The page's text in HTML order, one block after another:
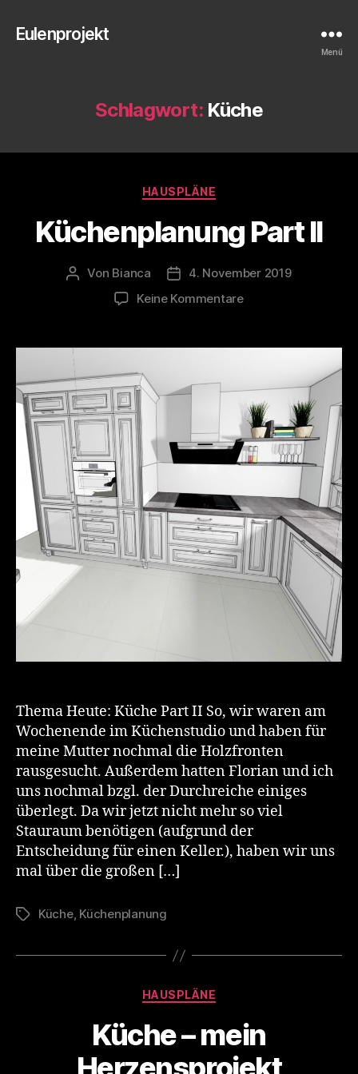
Eulenprojekt
Menü
Schlagwort: Küche
Kategorien
HAUSPLÄNE
Küchenplanung Part II
Beitragsautor
Von Bianca Veröffentlichungsdatum
4. November 2019
Keine Kommentarezu
II
Thema Heute: Küche Part II So, wir waren am
Wochenende im Küchenstudio und haben für
meine Mutter nochmal die Holzfronten
rausgesucht. Außerdem hatten Florian und ich
uns nochmal bzgl. der Durchreiche einiges
überlegt. Da wir jetzt nicht mehr so viel
Stauraum benötigen (aufgrund der
Entscheidung für einen Keller.), haben wir uns
mal über die großen […]
Schlagwörter
Küche, Küchenplanung
Kategorien
HAUSPLÄNE
Küche – mein